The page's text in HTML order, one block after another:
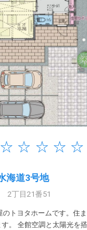
海道3号地
2丁目21番51
トヨタホームです。住
。 全館空調と太陽光を